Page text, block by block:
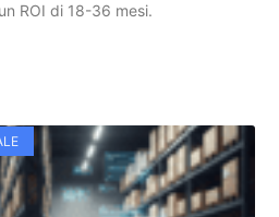
ROI di 18-36 mesi.